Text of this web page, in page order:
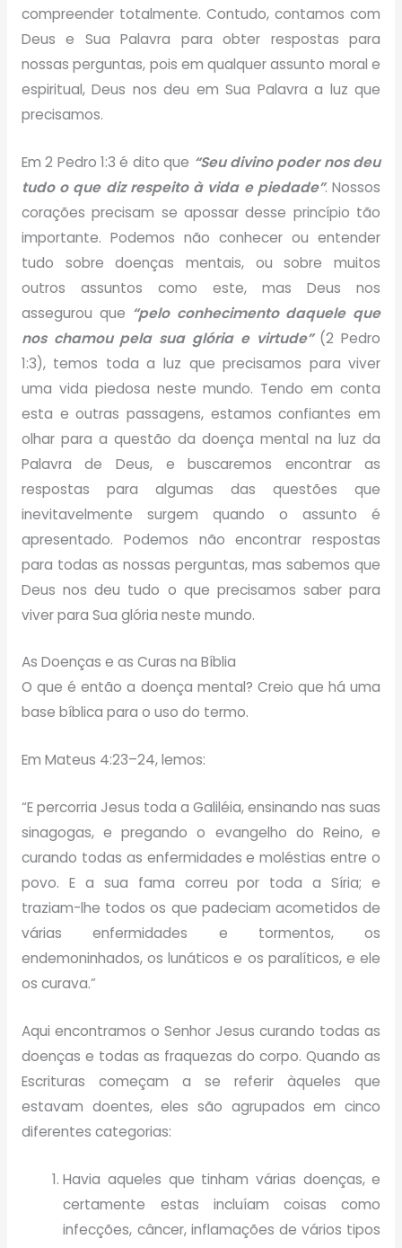
compreender totalmente. Contudo, contamos com
Deus e Sua Palavra para obter respostas para
nossas perguntas, pois em qualquer assunto moral e
espiritual, Deus nos deu em Sua Palavra a luz que
precisamos.
Em 2 Pedro 1:3 é dito que “Seu divino poder nos deu
tudo o que diz respeito à vida e piedade”. Nossos
corações precisam se apossar desse princípio tão
importante. Podemos não conhecer ou entender
tudo sobre doenças mentais, ou sobre muitos
outros assuntos como este, mas Deus nos
assegurou que “pelo conhecimento daquele que
nos chamou pela sua glória e virtude”(2 Pedro
1:3), temos toda a luz que precisamos para viver
uma vida piedosa neste mundo. Tendo em conta
esta e outras passagens, estamos confiantes em
olhar para a questão da doença mental na luz da
Palavra de Deus, e buscaremos encontrar as
respostas para algumas das questões que
inevitavelmente surgem quando o assunto é
apresentado. Podemos não encontrar respostas
para todas as nossas perguntas, mas sabemos que
Deus nos deu tudo o que precisamos saber para
viver para Sua glória neste mundo.
As Doenças e as Curas na Bíblia
O que é então a doença mental? Creio que há uma
base bíblica para o uso do termo.
Em Mateus 4:23–24, lemos:
“E percorria Jesus toda a Galiléia, ensinando nas suas
sinagogas, e pregando o evangelho do Reino, e
curando todas as enfermidades e moléstias entre o
povo. E a sua fama correu por toda a Síria; e
traziam-lhe todos os que padeciam acometidos de
várias enfermidades e tormentos, os
endemoninhados, os lunáticos e os paralíticos, e ele
os curava.”
Aqui encontramos o Senhor Jesus curando todas as
doenças e todas as fraquezas do corpo. Quando as
Escrituras começam a se referir àqueles que
estavam doentes, eles são agrupados em cinco
diferentes categorias:
Havia aqueles que tinham várias doenças, e
certamente estas incluíam coisas como
infecções, câncer, inflamações de vários tipos